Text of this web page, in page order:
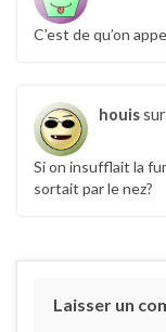
C’est de qu’on
houissur
Si on insufflait la
sortait par le nez?
Laisser un